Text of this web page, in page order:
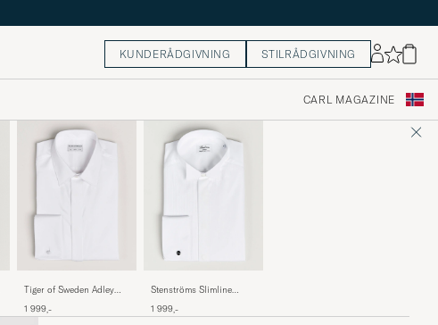
KUNDERÅDGIVNING STILRÅDGIVNING
CARL MAGAZINE
Tiger of Sweden Adley
1 999,-
Stenströms Slimline
Shirt White
1 999,-